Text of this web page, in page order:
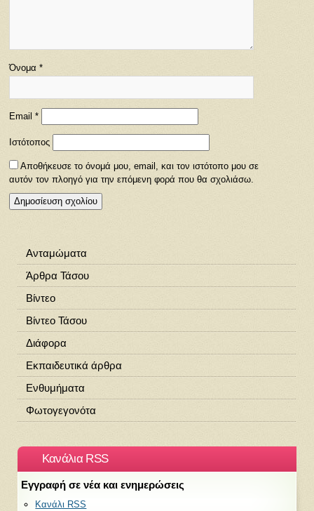
Όνομα *
Email *
Ιστότοπος
Αποθήκευσε το όνομά μου, email, και τον ιστότοπο μου σε
αυτόν τον πλοηγό για την επόμενη φορά που θα σχολιάσω.
Ανταμώματα
Άρθρα Τάσου
Βίντεο
Βίντεο Τάσου
Διάφορα
Εκπαιδευτικά άρθρα
Ενθυμήματα
Φωτογεγονότα
Κανάλια RSS
Εγγραφή σε νέα και ενημερώσεις
Κανάλι RSS